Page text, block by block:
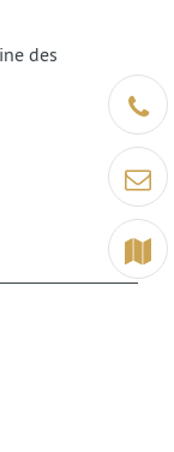
Être
Contact
Terrain
des